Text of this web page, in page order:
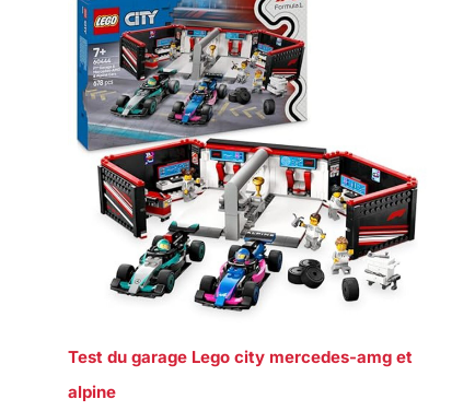
Test du garage Lego city mercedes-amg et
alpine